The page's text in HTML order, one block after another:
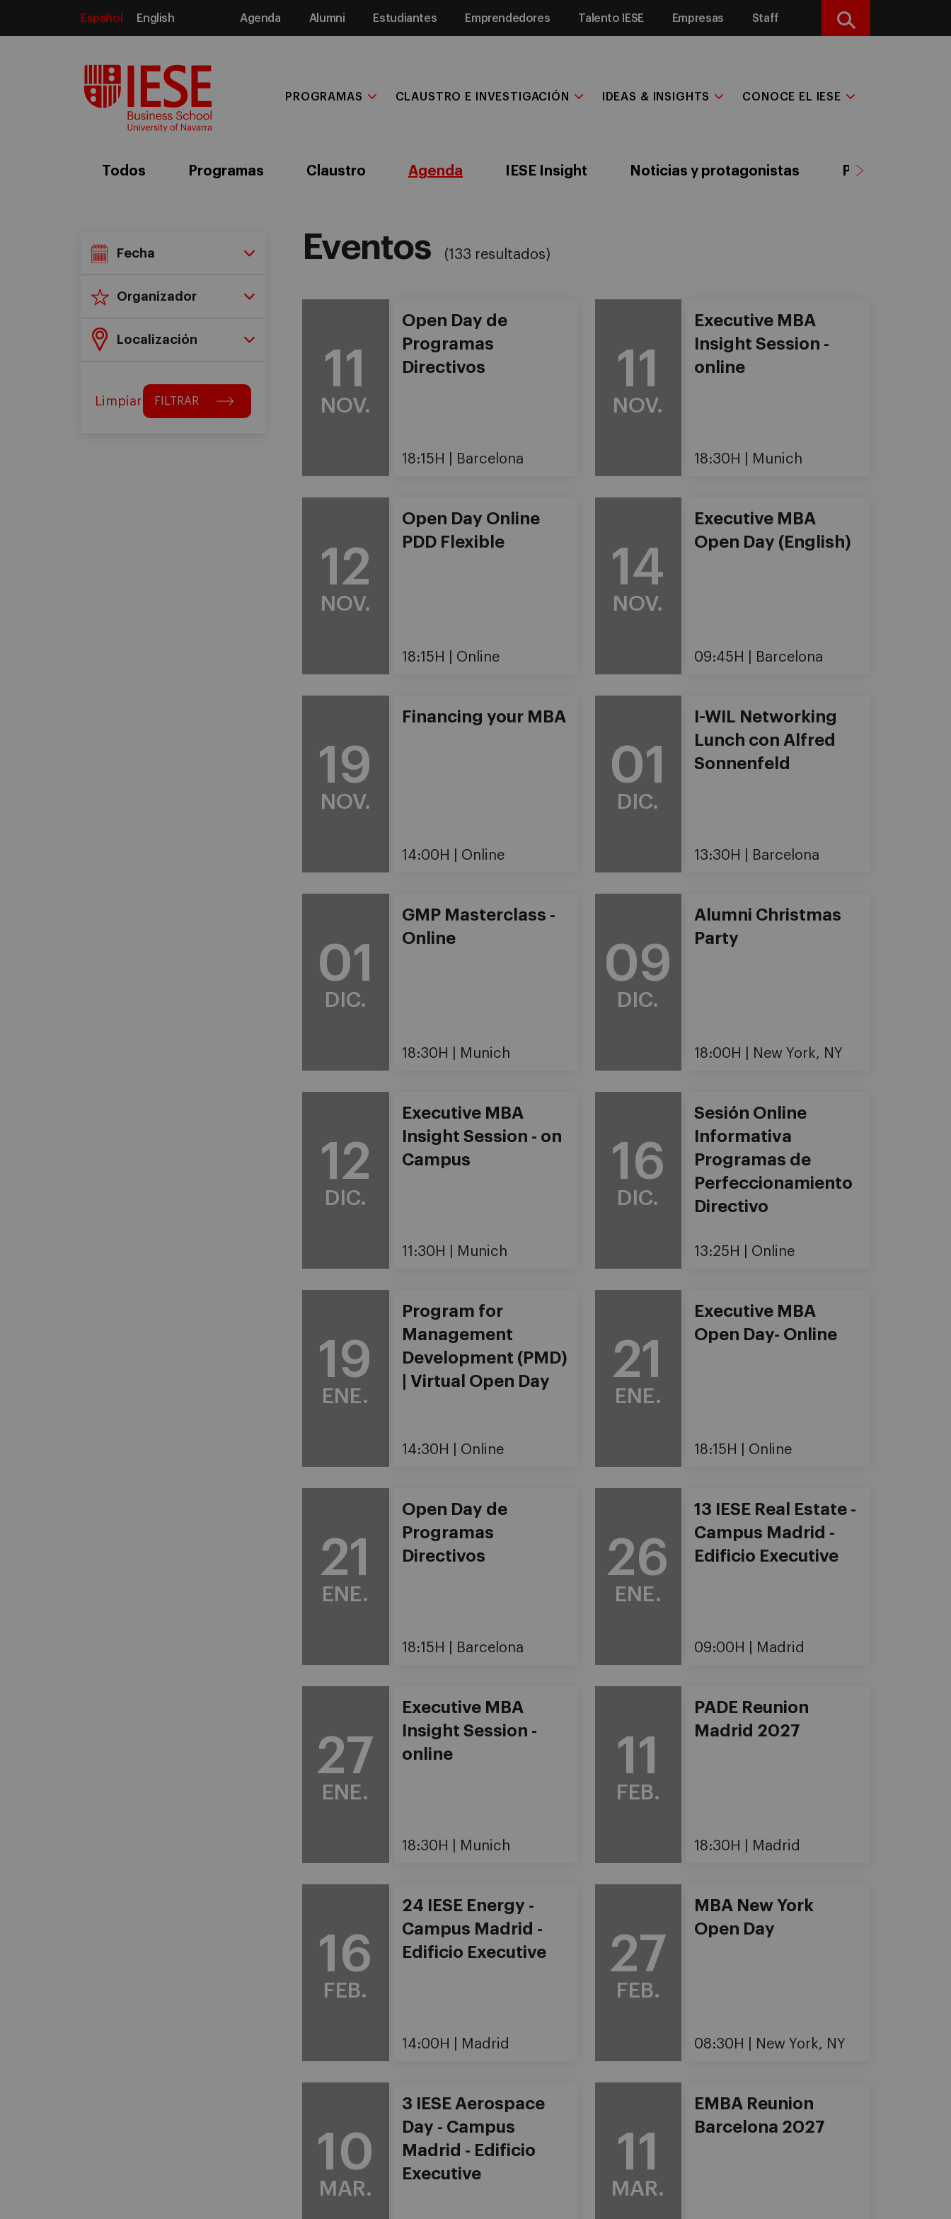
Español English Agenda Alumni Estudiantes Emprendedores Talento IESE Empresas Staff Buscar
PROGRAMAS CLAUSTRO E INVESTIGACIÓN IDEAS & INSIGHTS CONOCE EL IESE
Todos Programas Claustro Agenda IESE Insight Noticias y protagonistas Publicaciones
Fecha
Organizador
Localización
Limpiar FILTRAR
Eventos (133 resultados)
11
NOV.
Open Day de
Programas
Directivos
18:15H Barcelona
11
NOV.
Executive MBA
Insight Session -
online
18:30H Munich
12
NOV.
Open Day Online
PDD Flexible
18:15H Online
14
NOV.
Executive MBA
Open Day (English)
09:45H Barcelona
19
NOV.
Financing your MBA
14:00H Online
01
DIC.
I-WIL Networking
Lunch con Alfred
Sonnenfeld
13:30H Barcelona
01
DIC.
GMP Masterclass -
Online
18:30H Munich
09
DIC.
Alumni Christmas
Party
18:00H New York, NY
12
DIC.
Executive MBA
Insight Session - on
Campus
11:30H Munich
16
DIC.
Sesión Online
Informativa
Programas de
Perfeccionamiento
Directivo
13:25H Online
19
ENE.
Program for
Management
Development (PMD)
| Virtual Open Day
14:30H Online
21
ENE.
Executive MBA
Open Day- Online
18:15H Online
21
ENE.
Open Day de
Programas
Directivos
18:15H Barcelona
26
ENE.
13 IESE Real Estate -
Campus Madrid -
Edificio Executive
09:00H Madrid
27
ENE.
Executive MBA
Insight Session -
online
18:30H Munich
11
FEB.
PADE Reunion
Madrid 2027
18:30H Madrid
16
FEB.
24 IESE Energy -
Campus Madrid -
Edificio Executive
14:00H Madrid
27
FEB.
MBA New York
Open Day
08:30H New York, NY
10
MAR.
3 IESE Aerospace
Day - Campus
Madrid - Edificio
Executive
11
MAR.
EMBA Reunion
Barcelona 2027